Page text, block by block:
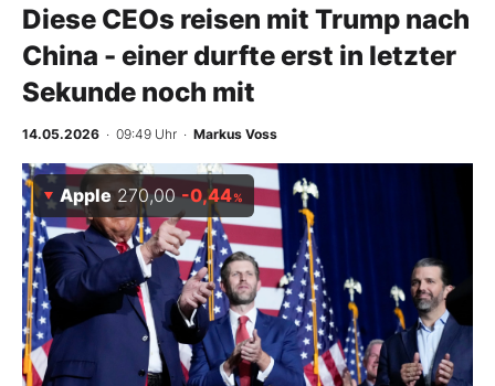
Finanz-Check
BO-Musterdepots
Experten
Mein B:O
Mein Konto
Diese CEOs reisen mit Trump nach
China - einer durfte erst in letzter
Sekunde noch mit
14.05.2026 · 09:49 Uhr · Markus Voss
Apple 270,00 -0,44%